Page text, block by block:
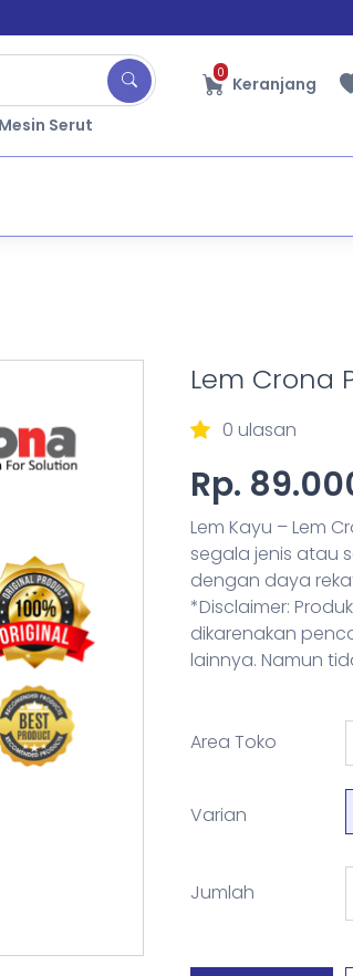
Mesin Serut
Keranjang
0
Lem Crona
0 ulasan
Rp.
Lem Kayu – Lem
segala jenis atau
dengan daya
*Disclaimer:
dikarenakan
lainnya. Namun
Area Toko
Varian
Jumlah